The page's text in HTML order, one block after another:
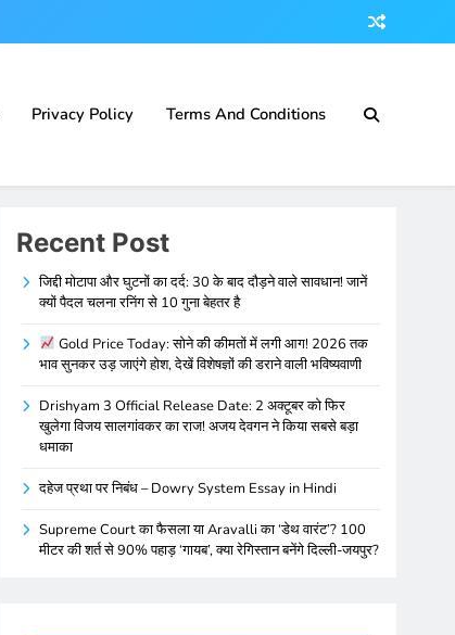
Privacy Policy Terms And Conditions
Recent Post
जिद्दी मोटापा और घुटनों का दर्द: 30 के बाद दौड़ने वाले सावधान! जानें
क्यों पैदल चलना रनिंग से 10 गुना बेहतर है
Gold Price Today: सोने की कीमतों में लगी आग! 2026 तक
भाव सुनकर उड़ जाएंगे होश, देखें विशेषज्ञों की डराने वाली भविष्यवाणी
Drishyam 3 Official Release Date: 2 अक्टूबर को फिर
खुलेगा विजय सालगांवकर का राज! अजय देवगन ने किया सबसे बड़ा
धमाका
दहेज प्रथा पर निबंध – Dowry System Essay in Hindi
Supreme Court का फैसला या Aravalli का ‘डेथ वारंट’? 100
मीटर की शर्त से 90% पहाड़ ‘गायब’, क्या रेगिस्तान बनेंगे दिल्ली-जयपुर?